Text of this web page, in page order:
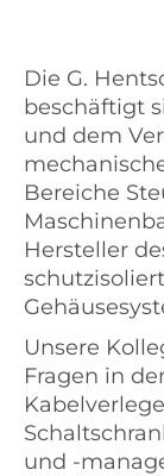
Die G.
beschäftigt
und dem
Bereiche
Hersteller
Unsere
Fragen in
und -